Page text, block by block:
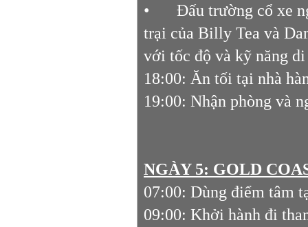
•
Đấu trường cổ xe
trại của Billy Tea và
với tốc độ và kỹ năng
18:00: Ăn tối tại nhà
19:00: Nhận phòng và
NGÀY 5: GOLD
07:00: Dùng điểm tâm
09:00: Khởi hành đi